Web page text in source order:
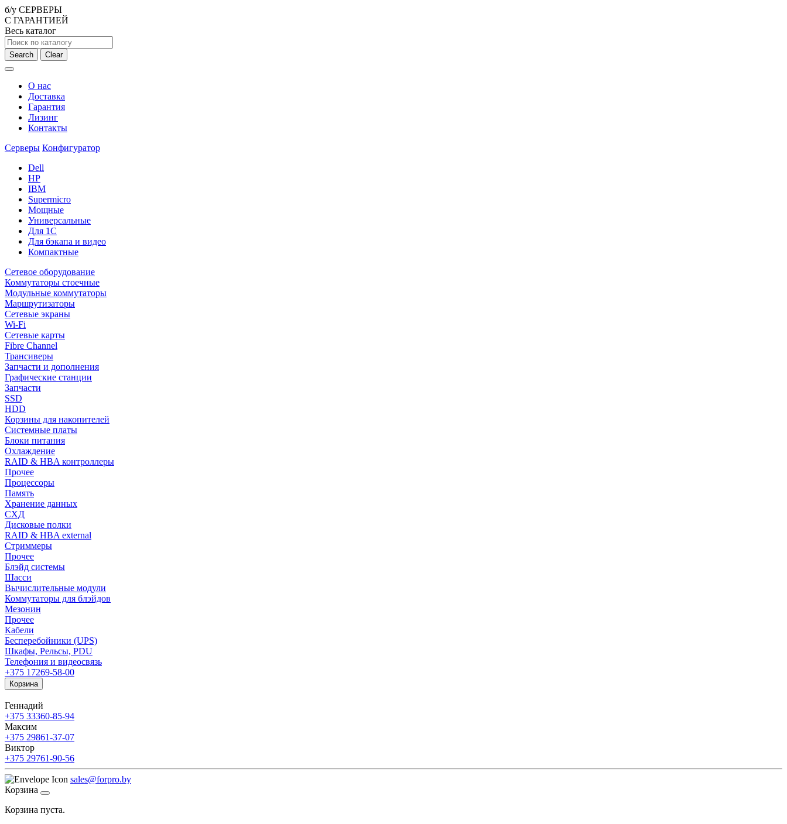
б/у СЕРВЕРЫ
С ГАРАНТИЕЙ
Весь каталог
Search Clear
О нас
Доставка
Гарантия
Лизинг
Контакты
Серверы Конфигуратор
Dell
HP
IBM
Supermicro
Мощные
Универсальные
Для 1С
Для бэкапа и видео
Компактные
Сетевое оборудование
Коммутаторы стоечные
Модульные коммутаторы
Маршрутизаторы
Сетевые экраны
Wi-Fi
Сетевые карты
Fibre Channel
Трансиверы
Запчасти и дополнения
Графические станции
Запчасти
SSD
HDD
Корзины для накопителей
Системные платы
Блоки питания
Охлаждение
RAID & HBA контроллеры
Прочее
Процессоры
Память
Хранение данных
СХД
Дисковые полки
RAID & HBA external
Стриммеры
Прочее
Блэйд системы
Шасси
Вычислительные модули
Коммутаторы для блэйдов
Мезонин
Прочее
Кабели
Бесперебойники (UPS)
Шкафы, Рельсы, PDU
Телефония и видеосвязь
+375 17269-58-00
Корзина
Геннадий
+375 33360-85-94
Максим
+375 29861-37-07
Виктор
+375 29761-90-56
sales@forpro.by
Корзина
Корзина пуста.